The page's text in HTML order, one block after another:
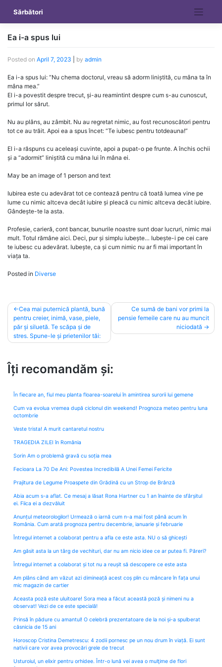
content
Sărbători
Ea i-a spus lui
Posted on April 7, 2023 by admin
Ea i-a spus lui: “Nu chema doctorul, vreau să adorm liniștită, cu mâna ta în
mâna mea.”
El i-a povestit despre trecut, și-au reamintint despre cum s-au cunoscut,
primul lor sărut.
Nu au plâns, au zâmbit. Nu au regretat nimic, au fost recunoscători pentru
tot ce au trăit. Apoi ea a spus încet: “Te iubesc pentru totdeauna!”
El i-a răspuns cu aceleași cuvinte, apoi a pupat-o pe frunte. A închis ochii
și a “adormit” liniștită cu mâna lui în mâna ei.
May be an image of 1 person and text
Iubirea este cu adevărat tot ce contează pentru că toată lumea vine pe
lume cu nimic altceva decât iubire și pleacă cu nimic altceva decât iubire.
Gândește-te la asta.
Profesie, carieră, cont bancar, bunurile noastre sunt doar lucruri, nimic mai
mult. Totul rămâne aici. Deci, pur și simplu iubește… Iubește-i pe cei care
te iubesc cu adevărat. Iubește, ca și cum nimic nu ar fi mai important în
viața ta.
Posted in Diverse
Post
navigation
Cea mai puternică plantă, bună
pentru creier, inimă, vase, piele,
păr și siluetă. Te scăpa și de
stres. Spune-le și prietenilor tăi:
Ce sumă de bani vor primi la
pensie femeile care nu au muncit
niciodată
Îți recomandăm și:
În fiecare an, fiul meu planta floarea-soarelui în amintirea surorii lui gemene
Cum va evolua vremea după ciclonul din weekend! Prognoza meteo pentru luna
octombrie
Veste trista! A murit cantaretul nostru
TRAGEDIA ZILEI în România
Sorin Am o problemă gravă cu soția mea
Fecioara La 70 De Ani: Povestea Incredibilă A Unei Femei Fericite
Prajitura de Legume Proaspete din Grădină cu un Strop de Brânză
Abia acum s-a aflat. Ce mesaj a lăsat Rona Hartner cu 1 an înainte de sfârșitul
ei. Fiica ei a dezvăluit
Anunțul meteorologilor! Urmează o iarnă cum n-a mai fost până acum în
România. Cum arată prognoza pentru decembrie, ianuarie și februarie
Întregul internet a colaborat pentru a afla ce este asta. NU o să ghicești
Am găsit asta la un târg de vechituri, dar nu am nicio idee ce ar putea fi. Păreri?
Întregul internet a colaborat și tot nu a reușit să descopere ce este asta
Am plâns când am văzut azi dimineață acest coș plin cu mâncare în fața unui
mic magazin de cartier
Aceasta poză este uluitoare! Sora mea a făcut această poză și nimeni nu a
observat! Vezi de ce este specială!
Prinsă în pădure cu amantul! O celebră prezentatoare de la noi și-a spulberat
căsnicia de 15 ani
Horoscop Cristina Demetrescu: 4 zodii pornesc pe un nou drum în viață. Ei sunt
nativii care vor avea provocări grele de trecut
Usturoiul, un elixir pentru orhidee. Într-o lună vei avea o mulţime de flori